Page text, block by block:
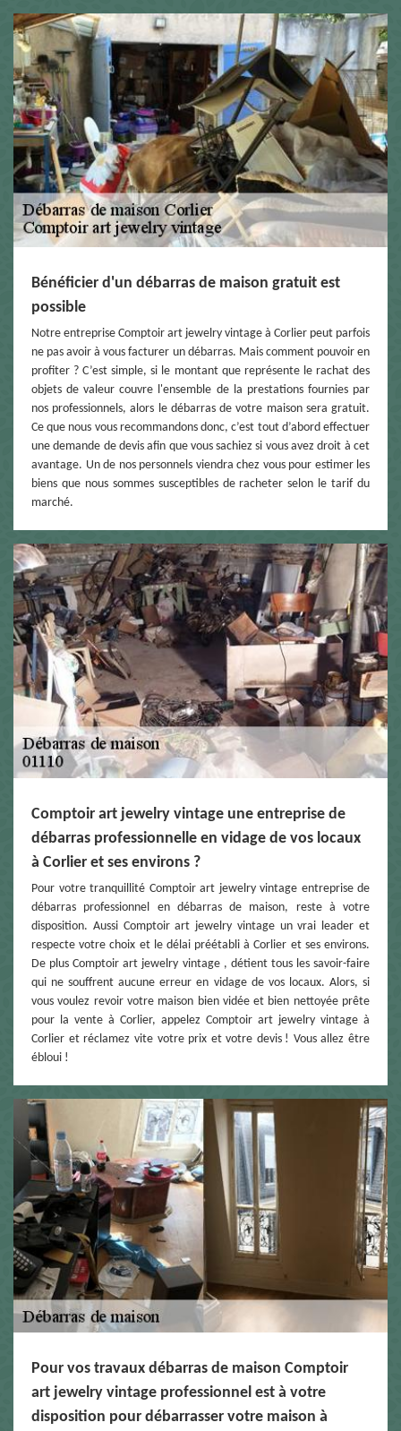
Bénéficier d'un débarras de maison gratuit est
possible
Notre entreprise Comptoir art jewelry vintage à Corlier peut parfois
ne pas avoir à vous facturer un débarras. Mais comment pouvoir en
profiter ? C’est simple, si le montant que représente le rachat des
objets de valeur couvre l'ensemble de la prestations fournies par
nos professionnels, alors le débarras de votre maison sera gratuit.
Ce que nous vous recommandons donc, c’est tout d’abord effectuer
une demande de devis afin que vous sachiez si vous avez droit à cet
avantage. Un de nos personnels viendra chez vous pour estimer les
biens que nous sommes susceptibles de racheter selon le tarif du
marché.
Comptoir art jewelry vintage une entreprise de
débarras professionnelle en vidage de vos locaux
à Corlier et ses environs ?
Pour votre tranquillité Comptoir art jewelry vintage entreprise de
débarras professionnel en débarras de maison, reste à votre
disposition. Aussi Comptoir art jewelry vintage un vrai leader et
respecte votre choix et le délai préétabli à Corlier et ses environs.
De plus Comptoir art jewelry vintage , détient tous les savoir-faire
qui ne souffrent aucune erreur en vidage de vos locaux. Alors, si
vous voulez revoir votre maison bien vidée et bien nettoyée prête
pour la vente à Corlier, appelez Comptoir art jewelry vintage à
Corlier et réclamez vite votre prix et votre devis ! Vous allez être
ébloui !
Pour vos travaux débarras de maison Comptoir
art jewelry vintage professionnel est à votre
disposition pour débarrasser votre maison à